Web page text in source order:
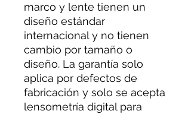
marco y lente tienen un
diseño estándar
internacional y no tienen
cambio por tamaño o
diseño. La garantía solo
aplica por defectos de
fabricación y solo se acepta
lensometría digital para